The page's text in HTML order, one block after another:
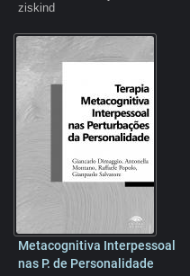
ziskind
Metacognitiva Interpessoal
nas P. de Personalidade